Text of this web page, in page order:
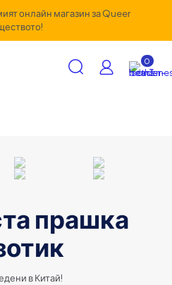
онлайн магазин за Queer
0
прашка
в Китай!